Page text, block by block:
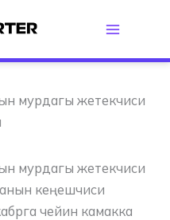
мурдагы жетекчиси
мурдагы жетекчиси
кеңешчиси
чейин камакка